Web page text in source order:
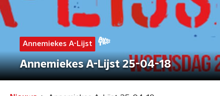
Annemiekes A-Lijst
Annemiekes A-Lijst 25-04-18